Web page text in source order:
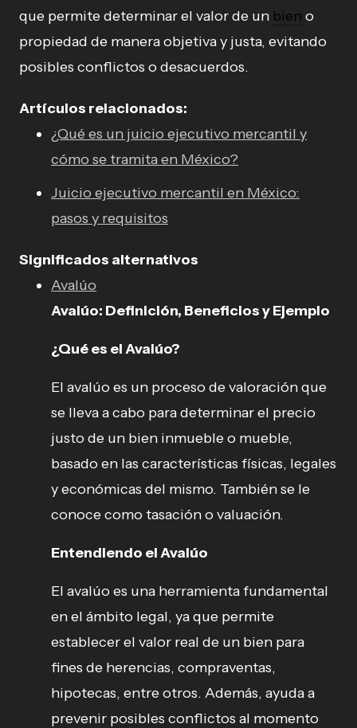
que permite determinar el valor de un bien o
propiedad de manera objetiva y justa, evitando
posibles conflictos o desacuerdos.
Artículos relacionados:
¿Qué es un juicio ejecutivo mercantil y
cómo se tramita en México?
Juicio ejecutivo mercantil en México:
pasos y requisitos
Significados alternativos
Avalúo
Avalúo: Definición, Beneficios y Ejemplo
¿Qué es el Avalúo?
El avalúo es un proceso de valoración que
se lleva a cabo para determinar el precio
justo de un bien inmueble o mueble,
basado en las características físicas, legales
y económicas del mismo. También se le
conoce como tasación o valuación.
Entendiendo el Avalúo
El avalúo es una herramienta fundamental
en el ámbito legal, ya que permite
establecer el valor real de un bien para
fines de herencias, compraventas,
hipotecas, entre otros. Además, ayuda a
prevenir posibles conflictos al momento